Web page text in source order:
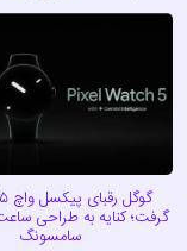
گرفت؛ کنایه به طراحی
سامسونگ